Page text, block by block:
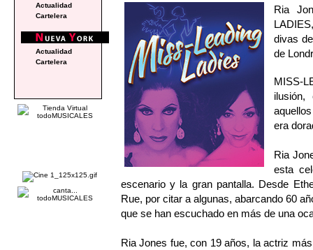
Ria
divas
de
MISS-
ilusión,
era
Ria
esta
escenario y la gran pantalla. Desde
Rue, por citar a algunas, abarcando 60
que se han escuchado en más de una
Ria Jones fue, con 19 años, la actriz
Actualidad
Cartelera
Actualidad
Cartelera